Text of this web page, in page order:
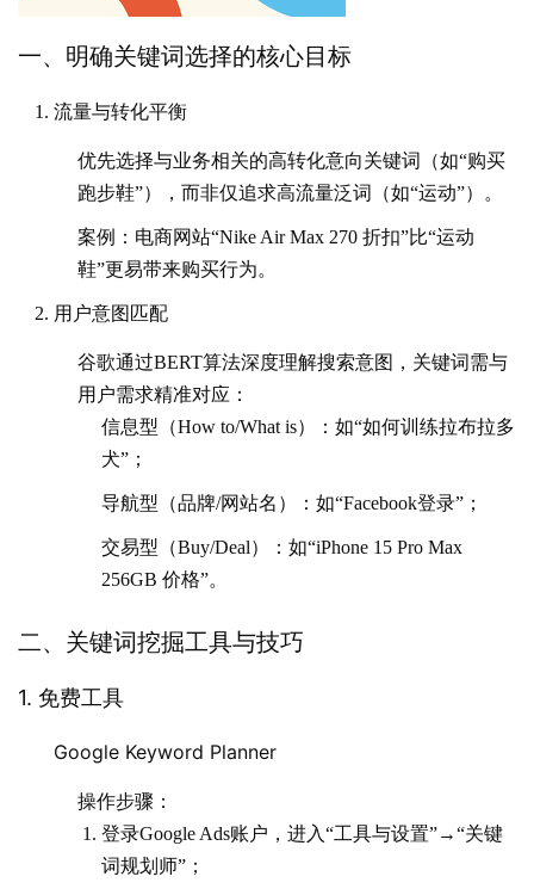
一、明确关键词选择的核心目标
流量与转化平衡
优先选择与业务相关的高转化意向关键词 （如“购买
跑步鞋”），而非仅追求高流量泛词（如“运动”）。
案例：电商网站“Nike Air Max 270 折扣”比“运动
鞋”更易带来购买行为。
用户意图匹配
谷歌通过BERT算法深度理解搜索意图，关键词需与
用户需求精准对应：
信息型 （How to/What is）：如“如何训练拉布拉多
犬”；
导航型 （品牌/网站名）：如“Facebook登录”；
交易型 （Buy/Deal）：如“iPhone 15 Pro Max
256GB 价格”。
二、关键词挖掘工具与技巧
1. 免费工具
Google Keyword Planner
操作步骤：
登录Google Ads账户，进入“工具与设置”→“关键
词规划师”；